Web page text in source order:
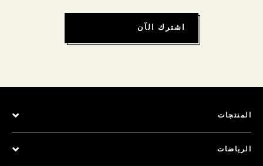
اشترك الآن
المنتجات
الرياضات